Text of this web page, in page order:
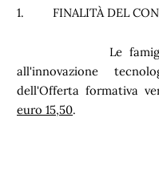
1. FINALITÀ DEL
Le famiglie
all'innovazione
dell'Offerta formativa
euro 15,50.